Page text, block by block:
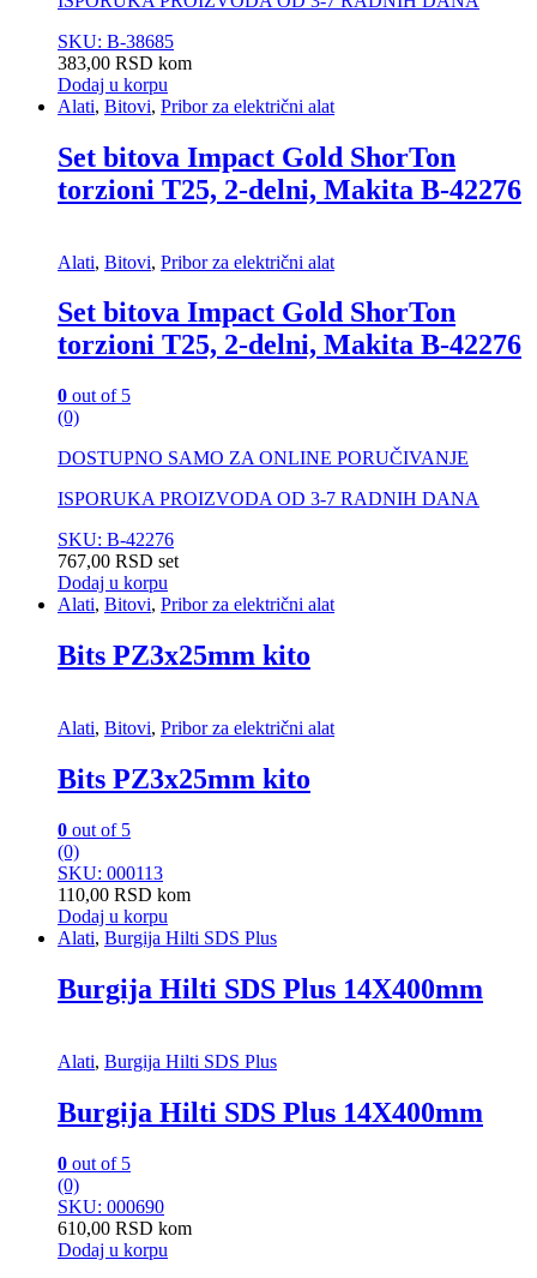
SKU: B-38685
383,00 RSD kom
Dodaj u korpu
Alati, Bitovi, Pribor za električni alat
Set bitova Impact Gold ShorTon
torzioni T25, 2-delni, Makita B-42276
Alati, Bitovi, Pribor za električni alat
Set bitova Impact Gold ShorTon
torzioni T25, 2-delni, Makita B-42276
0 out of 5
(0)
DOSTUPNO SAMO ZA ONLINE PORUČIVANJE
ISPORUKA PROIZVODA OD 3-7 RADNIH DANA
SKU: B-42276
767,00 RSD set
Dodaj u korpu
Alati, Bitovi, Pribor za električni alat
Bits PZ3x25mm kito
Alati, Bitovi, Pribor za električni alat
Bits PZ3x25mm kito
0 out of 5
(0)
SKU: 000113
110,00 RSD kom
Dodaj u korpu
Alati, Burgija Hilti SDS Plus
Burgija Hilti SDS Plus 14X400mm
Alati, Burgija Hilti SDS Plus
Burgija Hilti SDS Plus 14X400mm
0 out of 5
(0)
SKU: 000690
610,00 RSD kom
Dodaj u korpu